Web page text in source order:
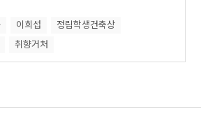
이희섭
정림학생건축상
취향거처